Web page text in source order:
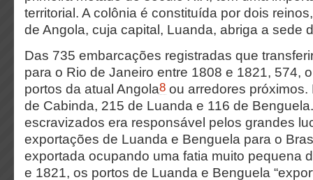
territorial. A colônia é constituída por dois
de Angola, cuja capital, Luanda, abriga a sede
Das 735 embarcações registradas que
para o Rio de Janeiro entre 1808 e 1821, 574,
portos da atual Angola8 ou arredores
de Cabinda, 215 de Luanda e 116 de
escravizados era responsável pelos grandes
exportações de Luanda e Benguela para o
exportada ocupando uma fatia muito pequena
e 1821, os portos de Luanda e Benguela